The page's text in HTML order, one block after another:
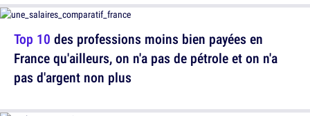
Top 10 des professions moins bien payées en
France qu'ailleurs, on n'a pas de pétrole et on n'a
pas d'argent non plus